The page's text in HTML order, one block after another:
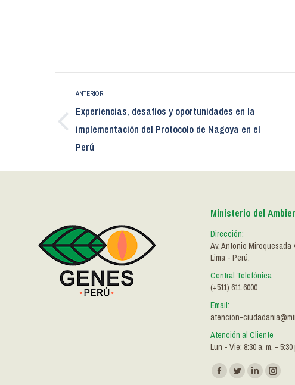
Navegación
entre
publicaciones
ANTERIOR
Publicación
anterior:
Experiencias, desafíos y oportunidades en la
implementación del Protocolo de Nagoya en el
Perú
Ministerio del
Dirección:
Av. Antonio Miroquesada
Lima - Perú.
Central Telefónica
(+511) 611 6000
Email:
atencion-
Atención al Cliente
Lun - Vie: 8:30 a. m. - 5:30
Encuéntranos en:
Facebook
TwitterLinkedin